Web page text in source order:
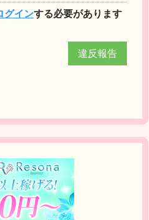
グインする必要があります
違反報告